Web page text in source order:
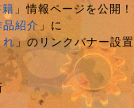
」情報ページを公開！
紹介」に
れ」のリンクバナー設置